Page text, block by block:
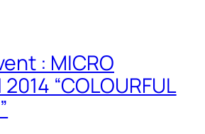
: MICRO
2014 “COLOURFUL